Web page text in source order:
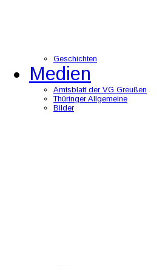
Geschichten
Medien
Amtsblatt der VG Greußen
Thüringer Allgemeine
Bilder